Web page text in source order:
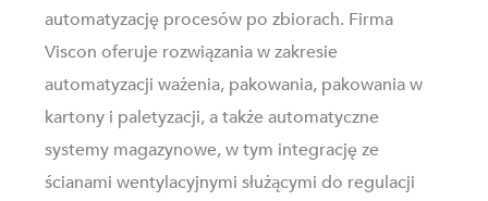
automatyzację procesów po zbiorach. Firma
Viscon oferuje rozwiązania w zakresie
automatyzacji ważenia, pakowania, pakowania w
kartony i paletyzacji, a także automatyczne
systemy magazynowe, w tym integrację ze
ścianami wentylacyjnymi służącymi do regulacji